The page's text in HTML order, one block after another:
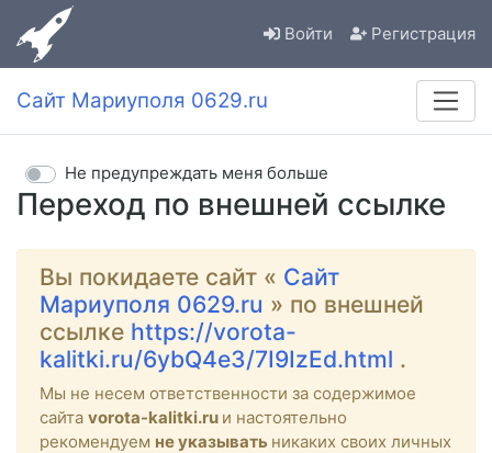
Войти Регистрация
Сайт Мариуполя 0629.ru
Переход по внешней ссылке
Не предупреждать меня больше
Вы покидаете сайт « Сайт
Мариуполя 0629.ru » по внешней
ссылке https://vorota-
kalitki.ru/6ybQ4e3/7I9IzEd.html .
Мы не несем ответственности за содержимое
сайта vorota-kalitki.ru и настоятельно
рекомендуем не указывать никаких своих личных